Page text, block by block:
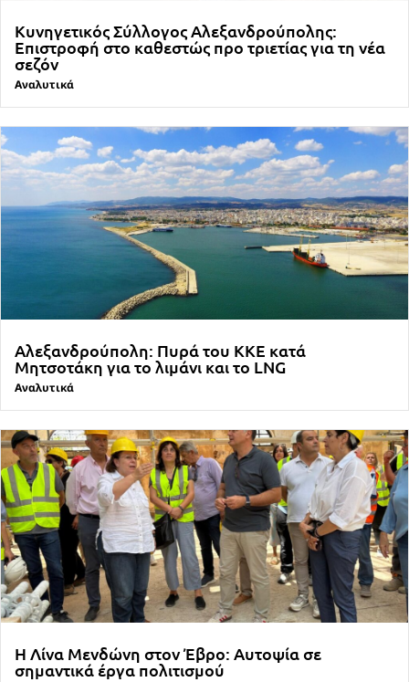
Κυνηγετικός Σύλλογος Αλεξανδρούπολης:
Επιστροφή στο καθεστώς προ τριετίας για τη νέα
σεζόν
Αναλυτικά
Αλεξανδρούπολη: Πυρά του ΚΚΕ κατά
Μητσοτάκη για το λιμάνι και το LNG
Αναλυτικά
Η Λίνα Μενδώνη στον Έβρο: Αυτοψία σε
σημαντικά έργα πολιτισμού